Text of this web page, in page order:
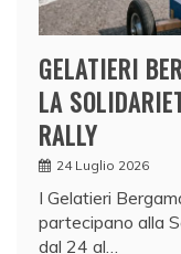
GELATIERI
LA
RALLY
24 Luglio 2026
I Gelatieri
partecipano alla
dal 24 al…